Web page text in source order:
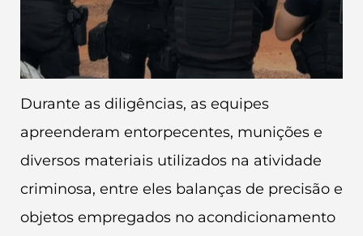
Durante as diligências, as equipes
apreenderam entorpecentes, munições e
diversos materiais utilizados na atividade
criminosa, entre eles balanças de precisão e
objetos empregados no acondicionamento